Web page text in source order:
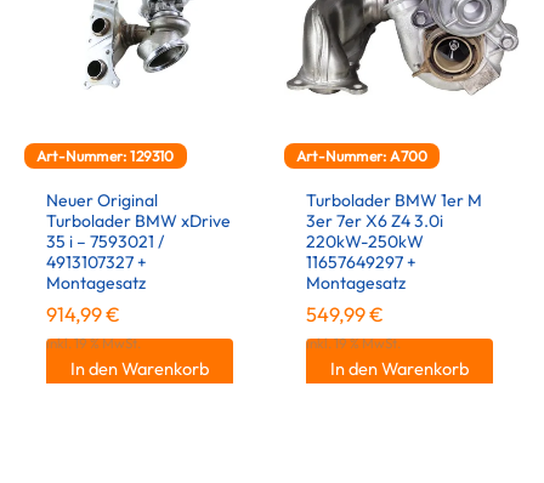
Art-Nummer: 129310
Neuer Original
Turbolader BMW xDrive
35 i – 7593021 /
4913107327 +
Montagesatz
914,99€
inkl. 19 % MwSt.
In den Warenkorb
Art-Nummer: A700
Turbolader BMW 1er M
3er 7er X6 Z4 3.0i
220kW-250kW
11657649297 +
Montagesatz
549,99€
inkl. 19 % MwSt.
In den Warenkorb